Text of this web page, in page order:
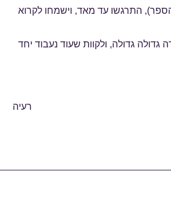
התרגשו עד מאד, וישמחו לקרוא
גדולה גדולה, ולקוות שעוד נעבוד יחד
בעתיד.